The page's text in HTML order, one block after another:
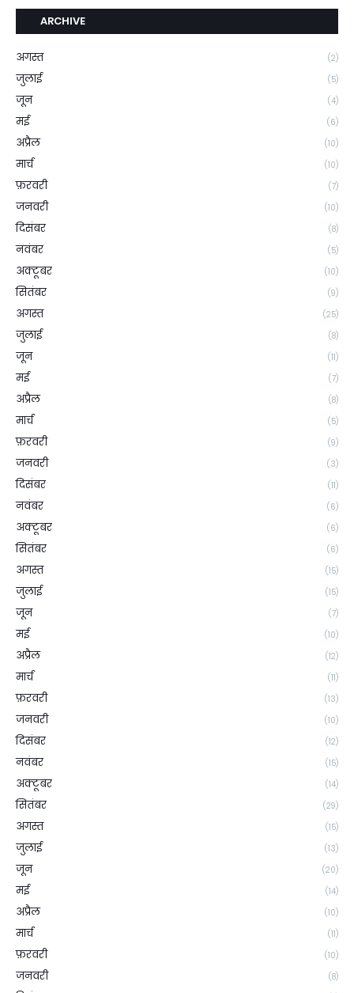
ARCHIVE
अगस्त (2)
जुलाई (5)
जून (4)
मई (6)
अप्रैल (10)
मार्च (10)
फ़रवरी (7)
जनवरी (10)
दिसंबर (8)
नवंबर (5)
अक्टूबर (10)
सितंबर (9)
अगस्त (25)
जुलाई (8)
जून (11)
मई (7)
अप्रैल (8)
मार्च (5)
फ़रवरी (9)
जनवरी (3)
दिसंबर (11)
नवंबर (6)
अक्टूबर (6)
सितंबर (6)
अगस्त (15)
जुलाई (15)
जून (7)
मई (10)
अप्रैल (12)
मार्च (11)
फ़रवरी (13)
जनवरी (10)
दिसंबर (12)
नवंबर (15)
अक्टूबर (14)
सितंबर (29)
अगस्त (15)
जुलाई (13)
जून (20)
मई (14)
अप्रैल (10)
मार्च (11)
फ़रवरी (10)
जनवरी (8)